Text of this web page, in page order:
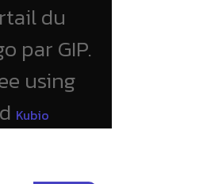
du
par GIP.
using
Kubio